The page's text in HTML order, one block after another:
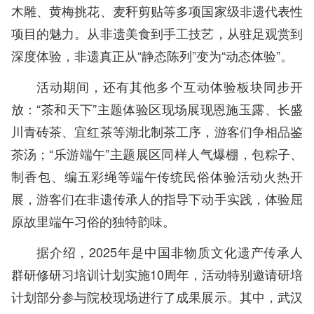
木雕、黄梅挑花、麦秆剪贴等多项国家级非遗代表性
项目的魅力。从非遗美食到手工技艺，从驻足观赏到
深度体验，非遗真正从“静态陈列”变为“动态体验”。
活动期间，还有其他多个互动体验板块同步开
放：“茶和天下”主题体验区现场展现恩施玉露、长盛
川青砖茶、宜红茶等湖北制茶工序，游客们争相品鉴
茶汤；“乐游端午”主题展区同样人气爆棚，包粽子、
制香包、编五彩绳等端午传统民俗体验活动火热开
展，游客们在非遗传承人的指导下动手实践，体验屈
原故里端午习俗的独特韵味。
据介绍，2025年是中国非物质文化遗产传承人
群研修研习培训计划实施10周年，活动特别邀请研培
计划部分参与院校现场进行了成果展示。其中，武汉